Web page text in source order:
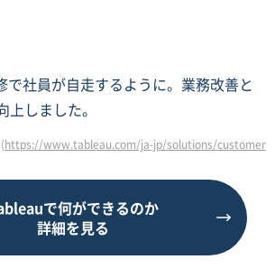
社員が自走するように。業務改善と
しました。
https://www.tableau.com/ja-jp/solutions/customer/
で何ができるのか
詳細を見る